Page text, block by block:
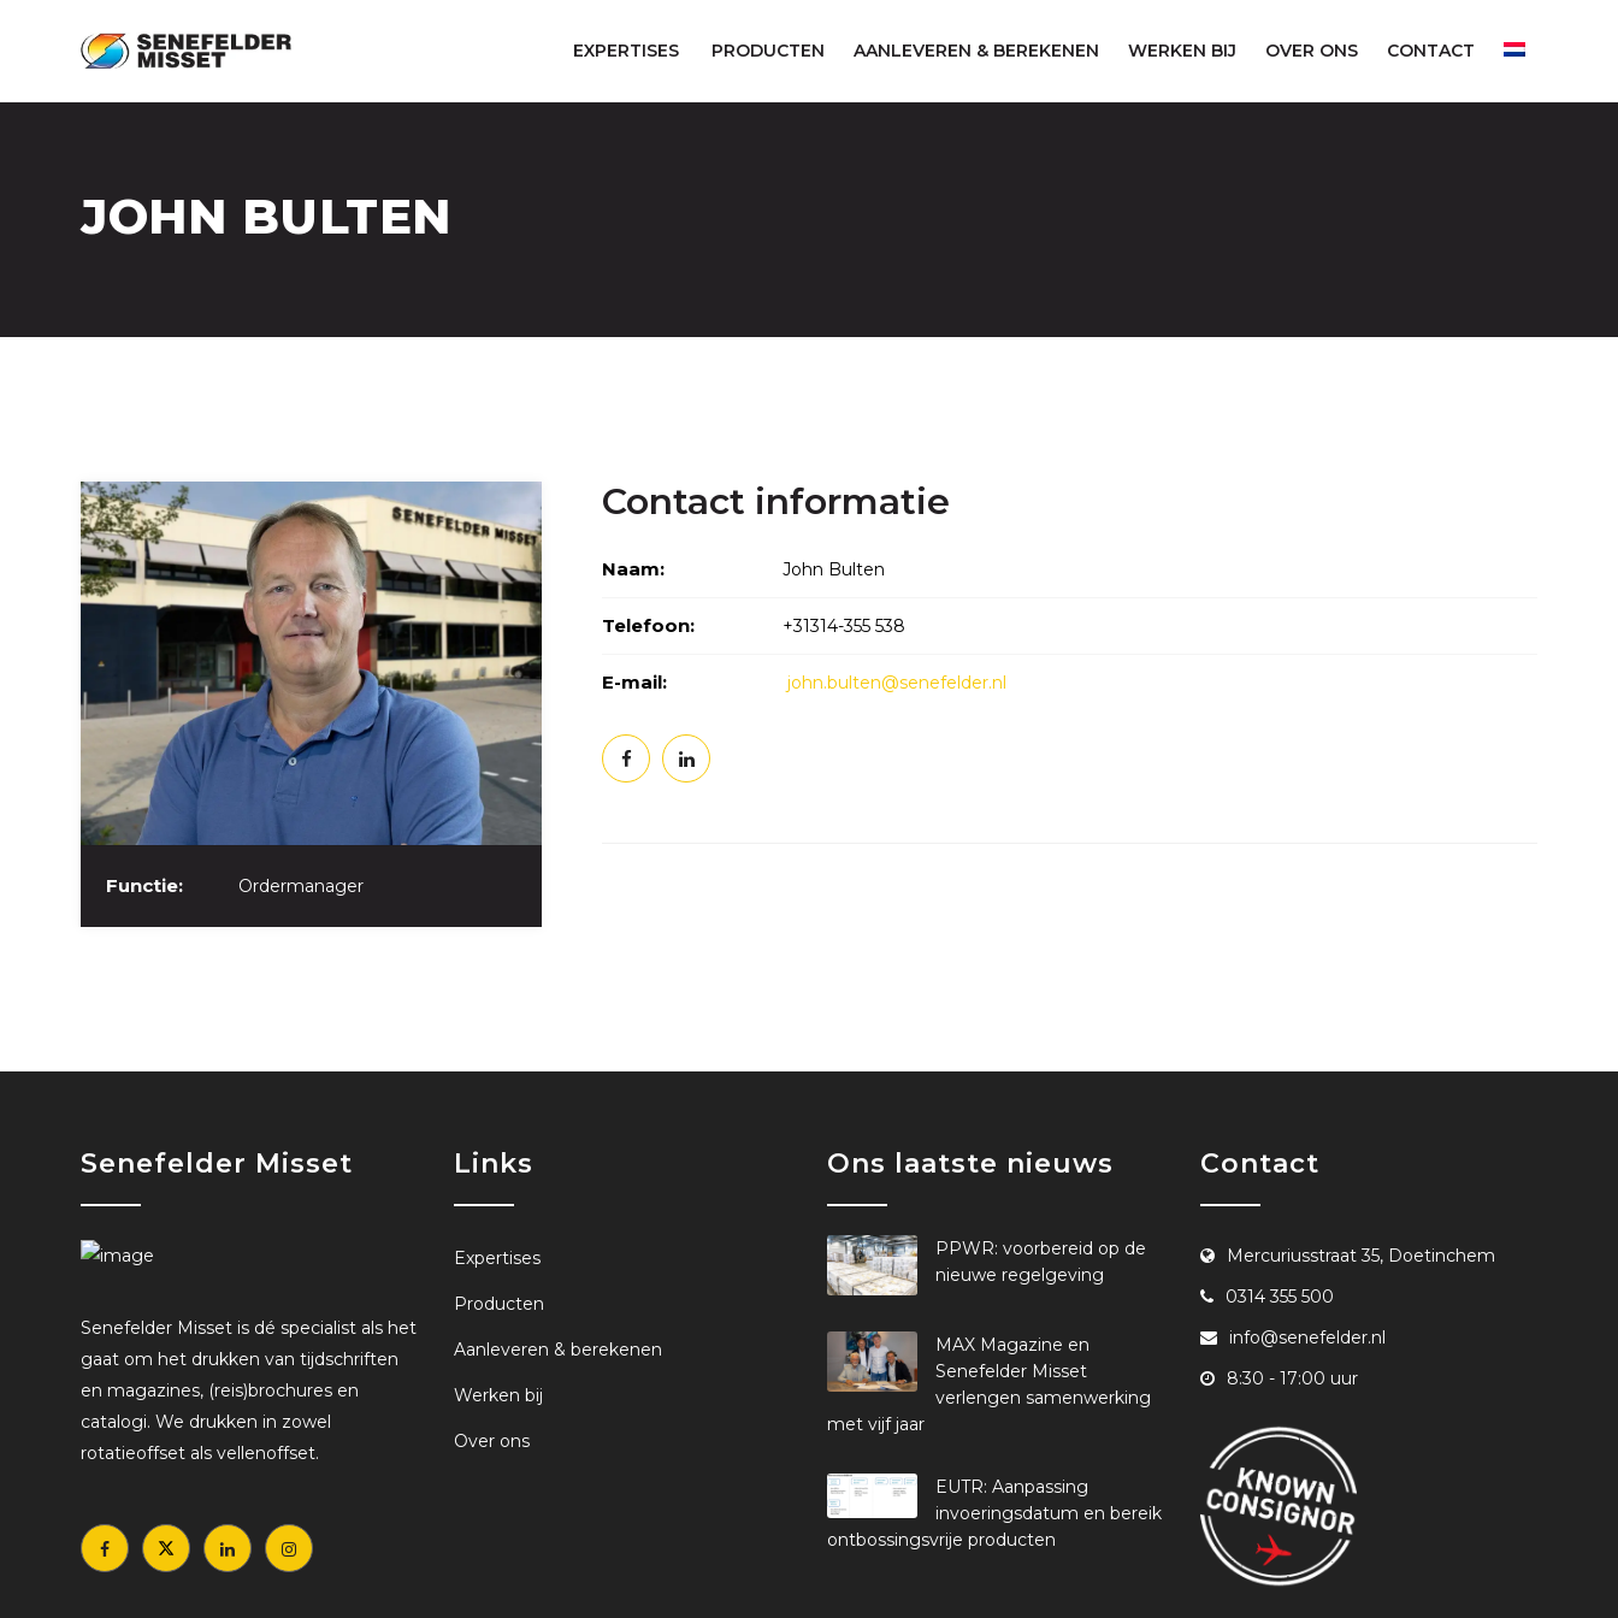
EXPERTISES PRODUCTEN AANLEVEREN & BEREKENEN WERKEN BIJ OVER ONS CONTACT
JOHN BULTEN
Functie: Ordermanager
Contact informatie
Naam: John Bulten
Telefoon: +31314-355 538
E-mail: john.bulten@senefelder.nl
Senefelder Misset
Senefelder Misset is dé specialist als het
gaat om het drukken van tijdschriften
en magazines, (reis)brochures en
catalogi. We drukken in zowel
rotatieoffset als vellenoffset.
Links
Expertises
Producten
Aanleveren & berekenen
Werken bij
Over ons
Ons laatste nieuws
PPWR: voorbereid op de
nieuwe regelgeving
MAX Magazine en
Senefelder Misset
verlengen samenwerking
met vijf jaar
EUTR: Aanpassing
invoeringsdatum en bereik
ontbossingsvrije producten
Contact
Mercuriusstraat 35, Doetinchem
0314 355 500
info@senefelder.nl
8:30 - 17:00 uur